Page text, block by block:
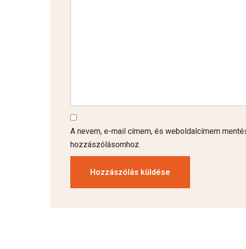
A nevem, e-mail címem, és weboldalcímem
hozzászólásomhoz.